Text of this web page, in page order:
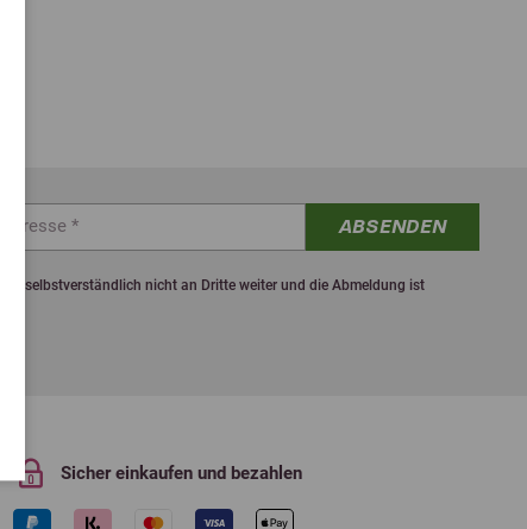
ABSENDEN
selbstverständlich nicht an Dritte weiter und die Abmeldung ist
Sicher einkaufen und bezahlen